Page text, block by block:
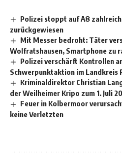
Polizei stoppt auf A8
zurückgewiesen
Mit Messer bedroht: Täter
Wolfratshausen, Smartphone zu
Polizei verschärft Kontrollen
Schwerpunktaktion im Landkreis
Kriminaldirektor Christian
der Weilheimer Kripo zum 1. Juli
Feuer in Kolbermoor
keine Verletzten